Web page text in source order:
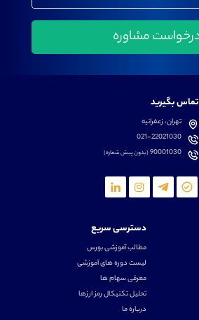
تماس بگیرید
تهران، زعفرانیه
021-22021030
90001030(بدون پیش شماره)
دسترسی سریع
مطالب آموزشی بورس
لیست دوره های آموزشی
معرفی سهام ها
تحلیل تکنیکال رمز ارزها
درباره ما